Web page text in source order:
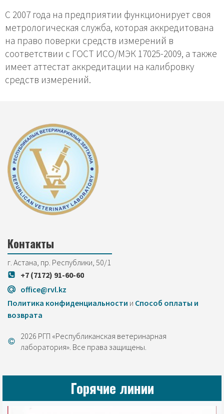
С 2007 года на предприятии функционирует своя
метрологическая служба, которая аккредитована
на право поверки средств измерений в
соответствии с ГОСТ ИСО/МЭК 17025-2009, а также
имеет аттестат аккредитации на калибровку
средств измерений.
Контакты
г. Астана, пр. Республики, 50/1
+7 (7172) 91-60-60
office@rvl.kz
Политика конфиденциальности и Cпособ оплаты и
возврата
2026 РГП «Республиканская ветеринарная
лаборатория». Все права защищены.
Горячие линии